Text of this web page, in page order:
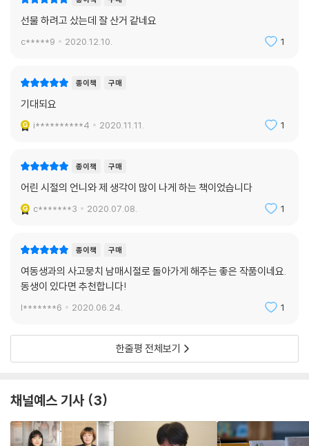
선물 하려고 샀는데 잘 산거 같네요
c*****9 2020.12.10. 1
종이책 구매
기대되요
i**********4 2020.11.11. 1
종이책 구매
어린 시절의 언니와 제 생각이 많이 나게 하는 책이었습니다
c*******3 2020.07.08. 1
종이책 구매
여동생과의 사고뭉치 남매시절로 돌아가게 해주는 좋은 작품이네요.
동생이 있다면 추천합니다!
l*******6 2020.06.24. 1
한줄평 전체보기
채널예스 기사 3